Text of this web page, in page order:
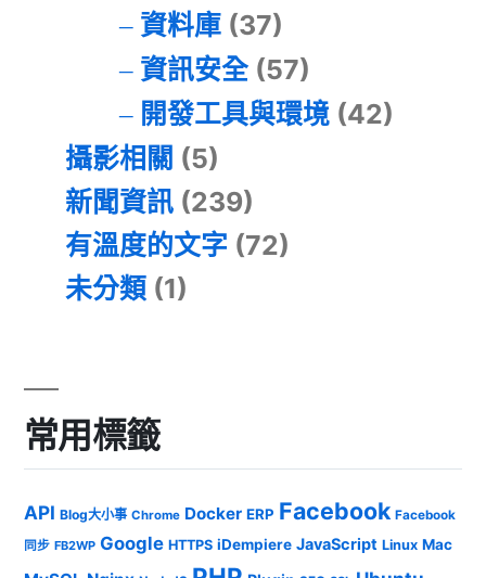
資料庫(37)
資訊安全(57)
開發工具與環境(42)
攝影相關 (5)
新聞資訊 (239)
有溫度的文字 (72)
未分類 (1)
常用標籤
API Blog大小事 Chrome Docker ERP Facebook Facebook
同步 FB2WP Google HTTPS iDempiere JavaScript Linux Mac